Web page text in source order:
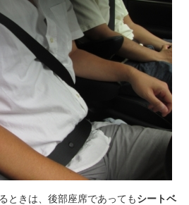
ときは、後部座席であっても シートベ